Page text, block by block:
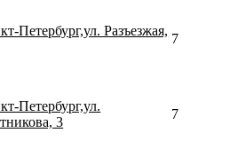
Петербург,ул. Разъезжая,
Петербург,ул.
3